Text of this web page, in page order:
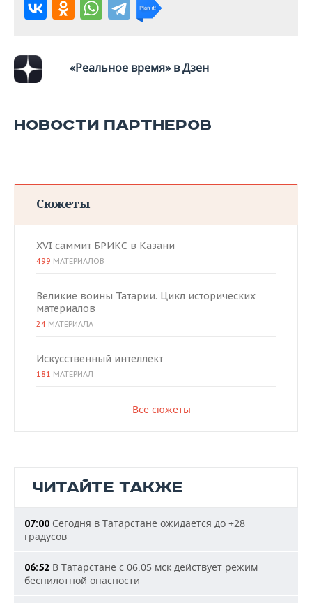
«Реальное время» в Дзен
НОВОСТИ ПАРТНЕРОВ
Сюжеты
XVI саммит БРИКС в Казани
499 МАТЕРИАЛОВ
Великие воины Татарии. Цикл исторических
материалов
24 МАТЕРИАЛА
Искусственный интеллект
181 МАТЕРИАЛ
Все сюжеты
ЧИТАЙТЕ ТАКЖЕ
07:00 Сегодня в Татарстане ожидается до +28
градусов
06:52 В Татарстане с 06.05 мск действует режим
беспилотной опасности